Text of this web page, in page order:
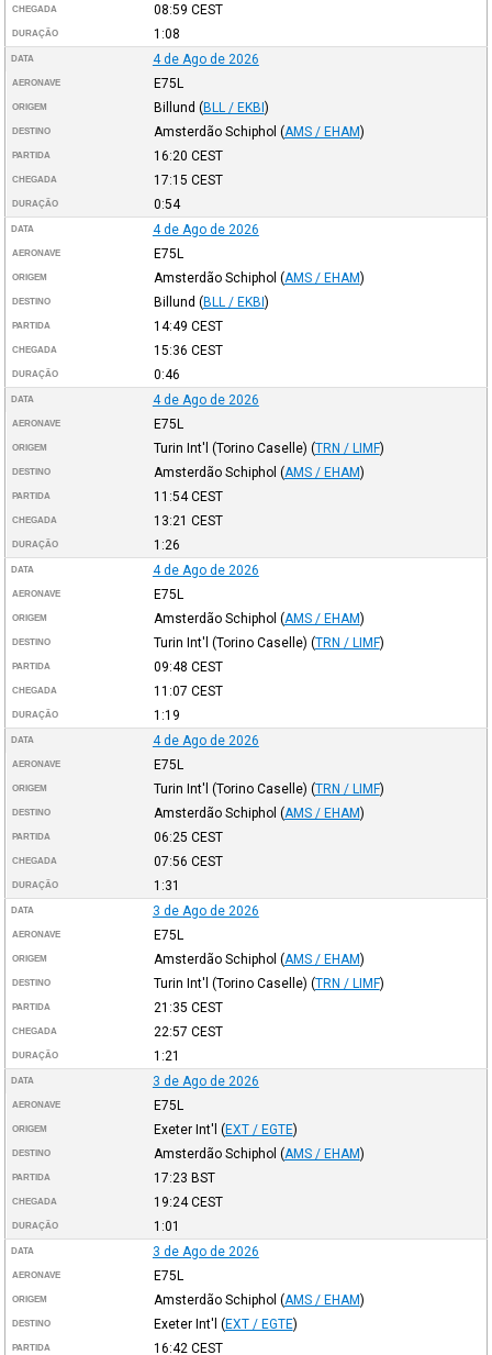
CHEGADA 08:59 CEST
DURAÇÃO 1:08
DATA 4 de Ago de 2026
AERONAVE E75L
ORIGEM Billund (BLL / EKBI)
DESTINO Amsterdão Schiphol (AMS / EHAM)
PARTIDA 16:20 CEST
CHEGADA 17:15 CEST
DURAÇÃO 0:54
DATA 4 de Ago de 2026
AERONAVE E75L
ORIGEM Amsterdão Schiphol (AMS / EHAM)
DESTINO Billund (BLL / EKBI)
PARTIDA 14:49 CEST
CHEGADA 15:36 CEST
DURAÇÃO 0:46
DATA 4 de Ago de 2026
AERONAVE E75L
ORIGEM Turin Int'l (Torino Caselle) (TRN / LIMF)
DESTINO Amsterdão Schiphol (AMS / EHAM)
PARTIDA 11:54CEST
CHEGADA 13:21 CEST
DURAÇÃO 1:26
DATA 4 de Ago de 2026
AERONAVE E75L
ORIGEM Amsterdão Schiphol (AMS / EHAM)
DESTINO Turin Int'l (Torino Caselle) (TRN / LIMF)
PARTIDA 09:48 CEST
CHEGADA 11:07 CEST
DURAÇÃO 1:19
DATA 4 de Ago de 2026
AERONAVE E75L
ORIGEM Turin Int'l (Torino Caselle) (TRN / LIMF)
DESTINO Amsterdão Schiphol (AMS / EHAM)
PARTIDA 06:25 CEST
CHEGADA 07:56 CEST
DURAÇÃO 1:31
DATA 3 de Ago de 2026
AERONAVE E75L
ORIGEM Amsterdão Schiphol (AMS / EHAM)
DESTINO Turin Int'l (Torino Caselle) (TRN / LIMF)
PARTIDA 21:35 CEST
CHEGADA 22:57 CEST
DURAÇÃO 1:21
DATA 3 de Ago de 2026
AERONAVE E75L
ORIGEM Exeter Int'l (EXT / EGTE)
DESTINO Amsterdão Schiphol (AMS / EHAM)
PARTIDA 17:23 BST
CHEGADA 19:24CEST
DURAÇÃO 1:01
DATA 3 de Ago de 2026
AERONAVE E75L
ORIGEM Amsterdão Schiphol (AMS / EHAM)
DESTINO Exeter Int'l (EXT / EGTE)
PARTIDA 16:42 CEST